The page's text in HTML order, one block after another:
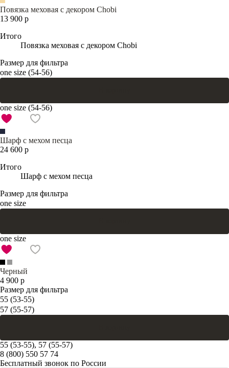
Повязка меховая с декором Chobi
13 900 р
Итого
Повязка меховая с декором Chobi
Размер для фильтра
one size (54-56)
one size (54-56)
Шарф с мехом песца
24 600 р
Итого
Шарф с мехом песца
Размер для фильтра
one size
one size
Черный
4 900 р
Размер для фильтра
55 (53-55)
57 (55-57)
55 (53-55), 57 (55-57)
8 (800) 550 57 74
Бесплатный звонок по России